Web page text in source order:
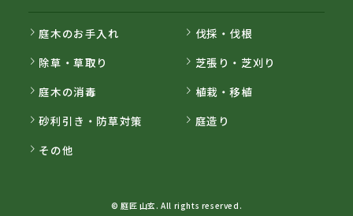
庭木のお手入れ
伐採・伐根
除草・草取り
芝張り・芝刈り
庭木の消毒
植栽・移植
砂利引き・防草対策
庭造り
その他
© 庭匠 山玄. All rights reserved.